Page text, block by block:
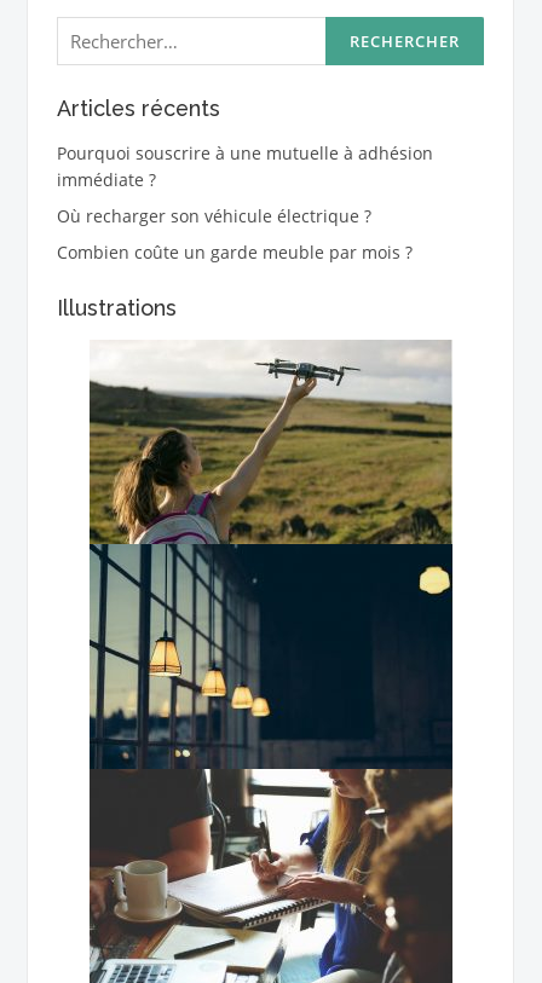
Rechercher :
Articles récents
Pourquoi souscrire à une mutuelle à adhésion
immédiate ?
Où recharger son véhicule électrique ?
Combien coûte un garde meuble par mois ?
Illustrations